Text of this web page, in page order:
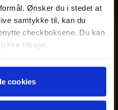
Ønsker du i stedet at
samtykke til, kan du
checkboksene. Du kan
tilbage.
behandling af
cookies